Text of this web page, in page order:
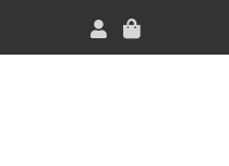
Panier